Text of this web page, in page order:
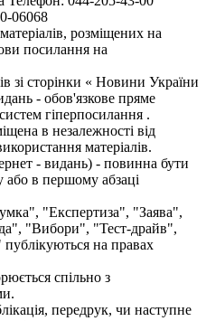
06068
розміщених на
посилання на
зі сторінки « Новини України
- обов'язкове пряме
гіперпосилання .
в незалежності від
матеріалів.
- видань) - повинна бути
або в першому абзаці
"Експертиза", "Заява",
"Вибори", "Тест-драйв",
на правах
спільно з
передрук, чи наступне